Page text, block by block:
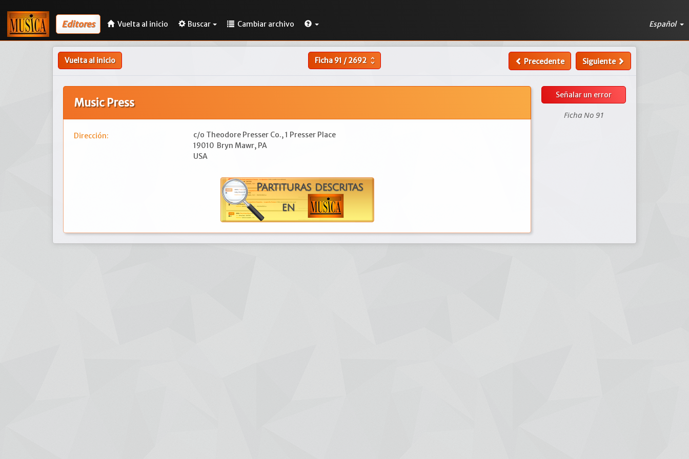
Editores Vuelta al inicio Buscar Cambiar archivo Español
Vuelta al inicio Ficha91/2692 unfold_more Precedente Siguiente
Music Press
Dirección:
c/o Theodore Presser Co., 1 Presser Place
19010 Bryn Mawr, PA
USA
Señalar un error
Ficha No 91